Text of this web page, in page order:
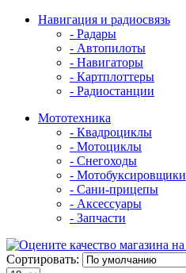
Навигация и радиосвязь
- Радары
- Автопилоты
- Навигаторы
- Картплоттеры
- Радиостанции
Мототехника
- Квадроциклы
- Мотоциклы
- Снегоходы
- Мотобуксировщики
- Сани-прицепы
- Аксессуары
- Запчасти
Сортировать: